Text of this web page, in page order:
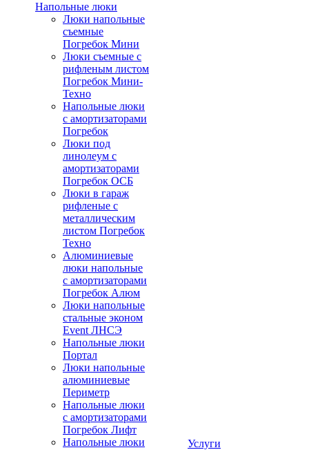
Напольные люки
Люки напольные
съемные
Погребок Мини
Люки съемные с
рифленым листом
Погребок Мини-
Техно
Напольные люки
с амортизаторами
Погребок
Люки под
линолеум с
амортизаторами
Погребок ОСБ
Люки в гараж
рифленые с
металлическим
листом Погребок
Техно
Алюминиевые
люки напольные
с амортизаторами
Погребок Алюм
Люки напольные
стальные эконом
Event ЛНСЭ
Напольные люки
Портал
Люки напольные
алюминиевые
Периметр
Напольные люки
с амортизаторами
Погребок Лифт
Напольные люки
Услуги